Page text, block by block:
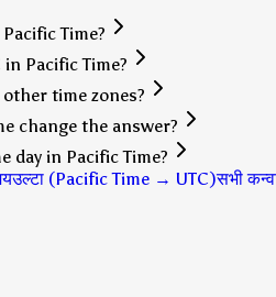
Time?
Pacific Time?
time zones?
change the answer?
day in Pacific Time?
उल्टा (Pacific Time → UTC)सभी